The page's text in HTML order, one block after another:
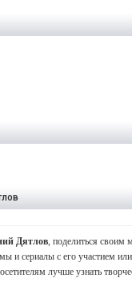
Дятлов, поделиться своим
и сериалы с его участием
лучше узнать